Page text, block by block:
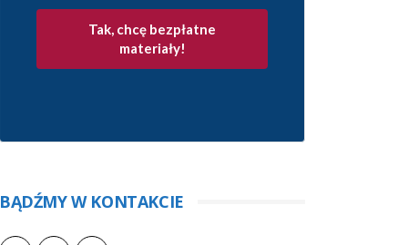
Tak, chcę bezpłatne
materiały!
BĄDŹMY W KONTAKCIE